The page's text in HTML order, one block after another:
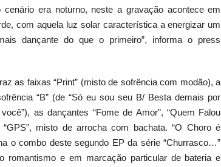
cenário era noturno, neste a gravação acontece em
com aquela luz solar característica a energizar um
dançante do que o primeiro”, informa o press
as faixas “Print” (misto de sofrência com modão), a
“B” (de “Só eu sou seu B/ Besta demais por
as dançantes “Fome de Amor”, “Quem Falou
“GPS”, misto de arrocha com bachata.“O Choro é
o combo deste segundo EP da série “Churrasco…”
romantismo e em marcação particular de bateria e